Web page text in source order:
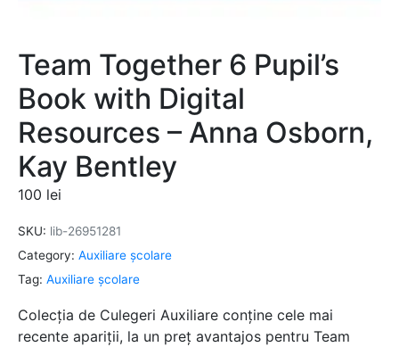
Team Together 6 Pupil’s
Book with Digital
Resources – Anna Osborn,
Kay Bentley
100 lei
SKU: lib-26951281
Category: Auxiliare şcolare
Tag: Auxiliare şcolare
Colecția de Culegeri Auxiliare conține cele mai
recente apariții, la un preț avantajos pentru Team